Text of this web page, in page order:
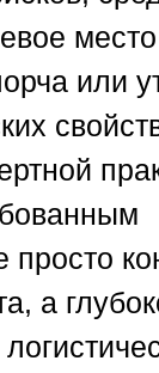
или
просто
а